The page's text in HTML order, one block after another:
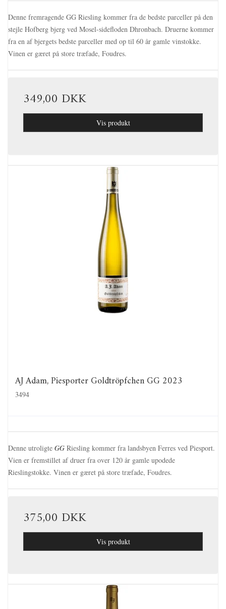
Denne fremragende GG Riesling kommer fra de bedste parceller på den
stejle Hofberg bjerg ved Mosel-sidefloden Dhronbach. Druerne kommer
fra en af bjergets bedste parceller med op til 60 år gamle vinstokke.
Vinen er gæret på store træfade, Foudres.
349,00 DKK
Vis produkt
AJ Adam, Piesporter Goldtröpfchen GG 2023
3494
Denne utroligte GG Riesling kommer fra landsbyen Ferres ved Piesport.
Vien er fremstillet af druer fra over 120 år gamle upodede
Rieslingstokke. Vinen er gæret på store træfade, Foudres.
375,00 DKK
Vis produkt